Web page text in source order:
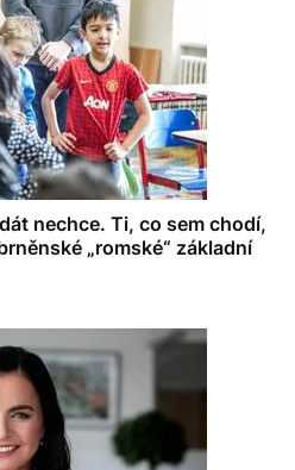
nechce. Ti, co sem chodí,
„romské“ základní